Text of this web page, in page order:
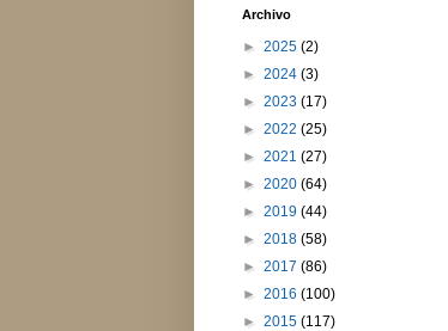
Archivo
► 2025 (2)
► 2024 (3)
► 2023 (17)
► 2022 (25)
► 2021 (27)
► 2020 (64)
► 2019 (44)
► 2018 (58)
► 2017 (86)
► 2016 (100)
► 2015 (117)